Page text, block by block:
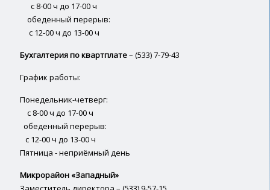
с 8-00 ч до 17-00 ч
обеденный перерыв:
с 12-00 ч до 13-00 ч
Бухгалтерия по квартплате– (533) 7-79-43
График работы:
Понедельник-четверг:
с 8-00 ч до 17-00 ч
обеденный перерыв:
с 12-00 ч до 13-00 ч
Пятница - неприёмный день
Микрорайон «Западный»